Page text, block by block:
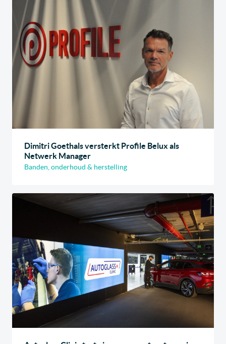
Dimitri Goethals versterkt Profile Belux als
Netwerk Manager
Banden, onderhoud & herstelling